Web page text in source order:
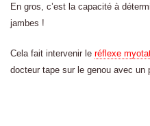
En gros, c’est la capacité à
jambes !
Cela fait intervenir le réflexe
docteur tape sur le genou avec un